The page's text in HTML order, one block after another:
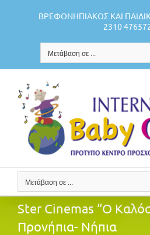
ΒΡΕΦΟΝΗΠΙΑΚΟΣ ΚΑΙ
2310
Μετάβαση σε ...
Μετάβαση σε ...
Ster Cinemas “Ο
Προνήπια- Νήπια